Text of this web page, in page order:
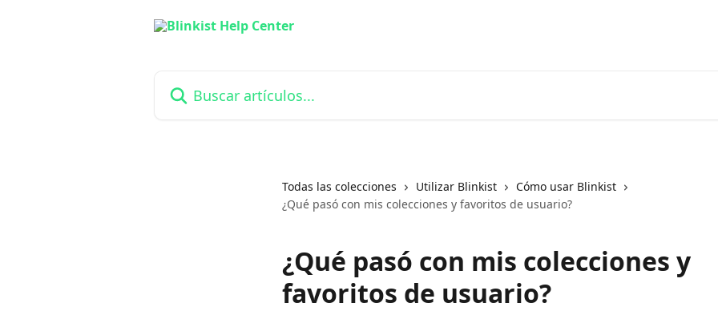
Todas las colecciones Utilizar Blinkist
Cómo usar Blinkist
¿Qué pasó con mis colecciones y favoritos de usuario?
¿Qué pasó con mis colecciones y
favoritos de usuario?